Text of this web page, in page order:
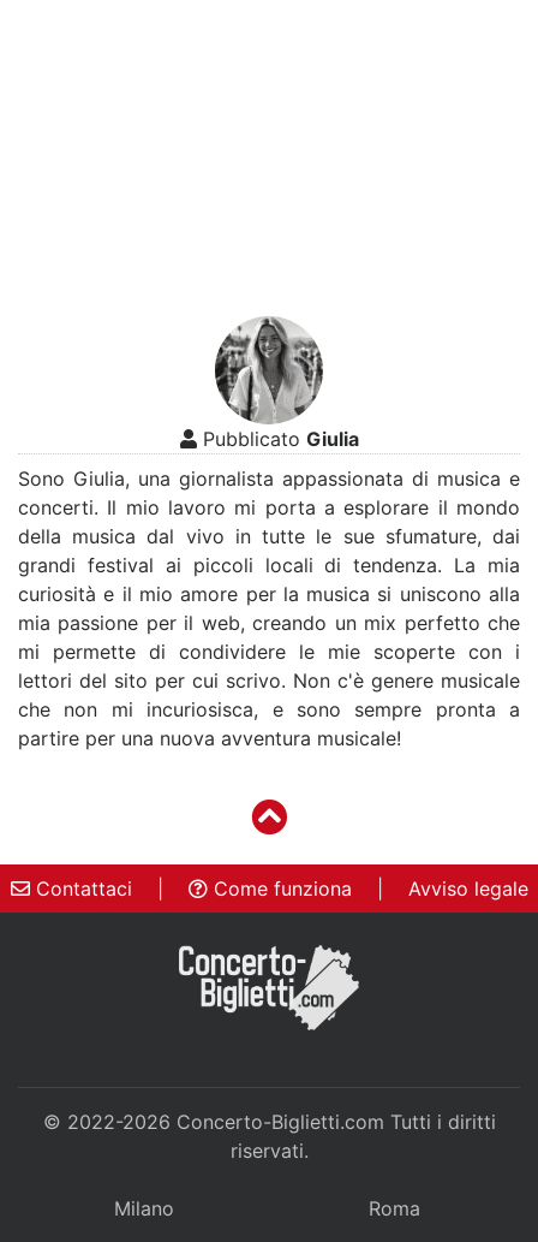
Pubblicato Giulia
Sono Giulia, una giornalista appassionata di musica e
concerti. Il mio lavoro mi porta a esplorare il mondo
della musica dal vivo in tutte le sue sfumature, dai
grandi festival ai piccoli locali di tendenza. La mia
curiosità e il mio amore per la musica si uniscono alla
mia passione per il web, creando un mix perfetto che
mi permette di condividere le mie scoperte con i
lettori del sito per cui scrivo. Non c'è genere musicale
che non mi incuriosisca, e sono sempre pronta a
partire per una nuova avventura musicale!
Contattaci Come funziona Avviso legale
© 2022-2026 Concerto-Biglietti.com Tutti i diritti
riservati.
Milano Roma